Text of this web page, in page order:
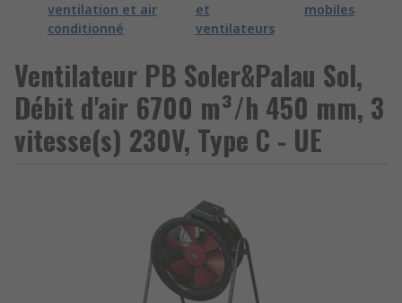
ventilation et air
conditionné
et
ventilateurs
mobiles
Ventilateur PB Soler&Palau Sol,
Débit d'air 6700 m³/h 450 mm, 3
vitesse(s) 230V, Type C - UE